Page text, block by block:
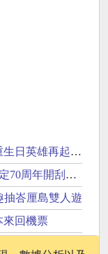
起抽美國來回機票
抽復古純金金幣
抽峇厘島雙人遊
來回機票